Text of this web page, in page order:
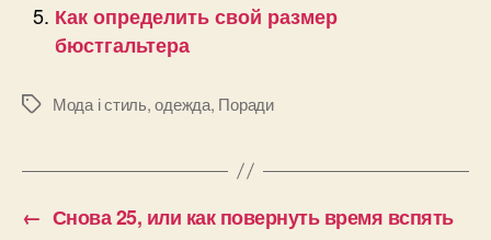
Как определить свой размер
бюстгальтера
ПозначкиМода і стиль,одежда, Поради
← Снова 25, или как повернуть время вспять